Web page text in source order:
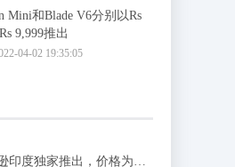
Mini和Blade V6分别以Rs
9,999推出
04-02 19:35:05
Intex Aqua Ring在亚马逊印度独家推出，价格为3,999卢比